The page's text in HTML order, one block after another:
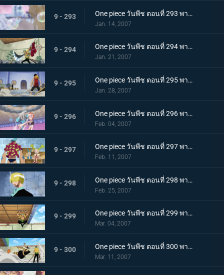
9 - 293 One piece วันพีช ตอนที่ 293 พากย์ไทย แคลิเฟอร์ผู้ใช้ฟอง! กับดักสบู่ที่คุกคามนามิ
Jan. 14, 2007
9 - 294 One piece วันพีช ตอนที่ 294 พากย์ไทย ความกลหนดังไปทั่ว! คำสั่งขอบัสเตอร์คอล!
Jan. 21, 2007
9 - 295 One piece วันพีช ตอนที่ 295 พากย์ไทย นามิมี 5 คน? การโต้กลับพร้อมภาพลวงตา!
Jan. 28, 2007
9 - 296 One piece วันพีช ตอนที่ 296 พากย์ไทย นามิตัดสินใจ! ยิงช็อปเปอร์ที่คลุ้มคลั่ง!
Feb. 04, 2007
9 - 297 One piece วันพีช ตอนที่ 297 พากย์ไทย นายพรานซันจิออกโรง? เพลงสวดศพแด่หมาป่าขี้ปด!
Feb. 11, 2007
9 - 298 One piece วันพีช ตอนที่ 298 พากย์ไทย ฝ่าเท้าเดือดระอุ! ลูกเตะฟูลคอร์สของซันจิ
Feb. 25, 2007
9 - 299 One piece วันพีช ตอนที่ 299 พากย์ไทย คมดาบโหมกระหน่ำ! โซโลปะทะคาคุ เดิมพันด้วยคมอาวุธ!
Mar. 04, 2007
9 - 300 One piece วันพีช ตอนที่ 300 พากย์ไทย เทพอสูรโซโล! ร่างแปลงอาชูร่าที่เผยใจนักสู้!
Mar. 11, 2007